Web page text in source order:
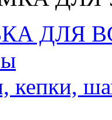
ДЛЯ
кепки,